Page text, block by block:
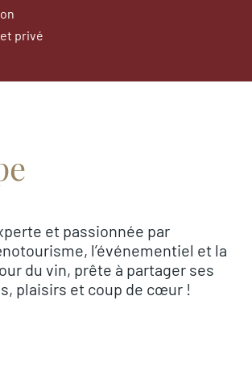
privé
et passionnée par
l’événementiel et la
du vin, prête à partager ses
plaisirs et coup de cœur !